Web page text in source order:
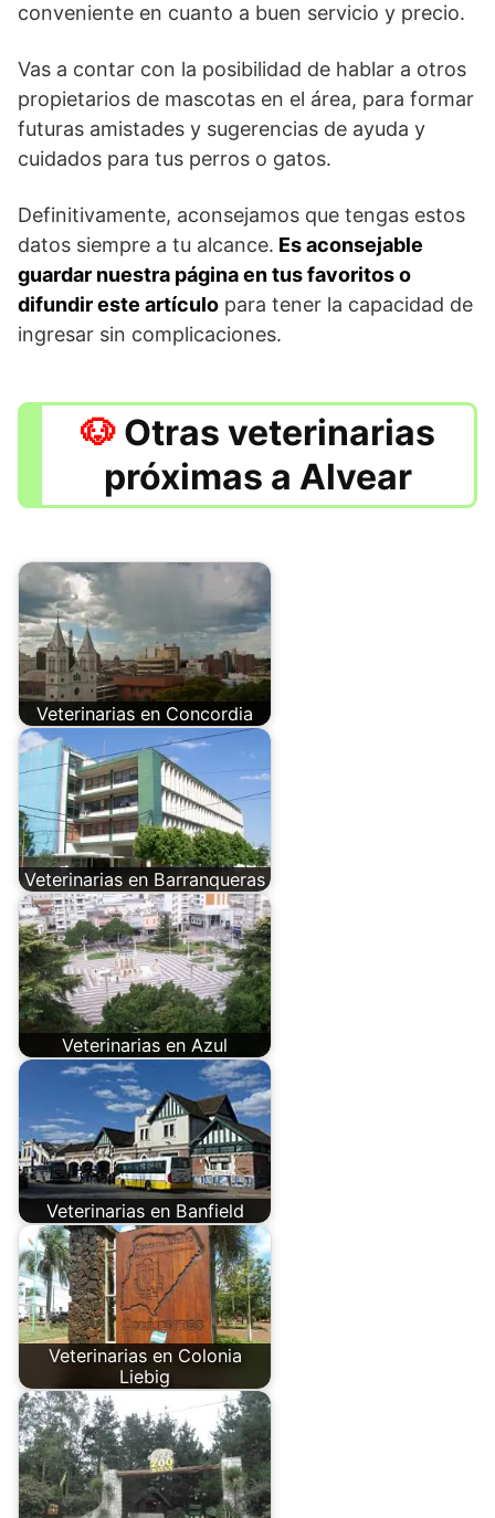
conveniente en cuanto a buen servicio y precio.
Vas a contar con la posibilidad de hablar a otros
propietarios de mascotas en el área, para formar
futuras amistades y sugerencias de ayuda y
cuidados para tus perros o gatos.
Definitivamente, aconsejamos que tengas estos
datos siempre a tu alcance. Es aconsejable
guardar nuestra página en tus favoritos o
difundir este artículo para tener la capacidad de
ingresar sin complicaciones.
Otras veterinarias
próximas a Alvear
Veterinarias en Concordia
Veterinarias en Barranqueras
Veterinarias en Azul
Veterinarias en Banfield
Veterinarias en Colonia
Liebig